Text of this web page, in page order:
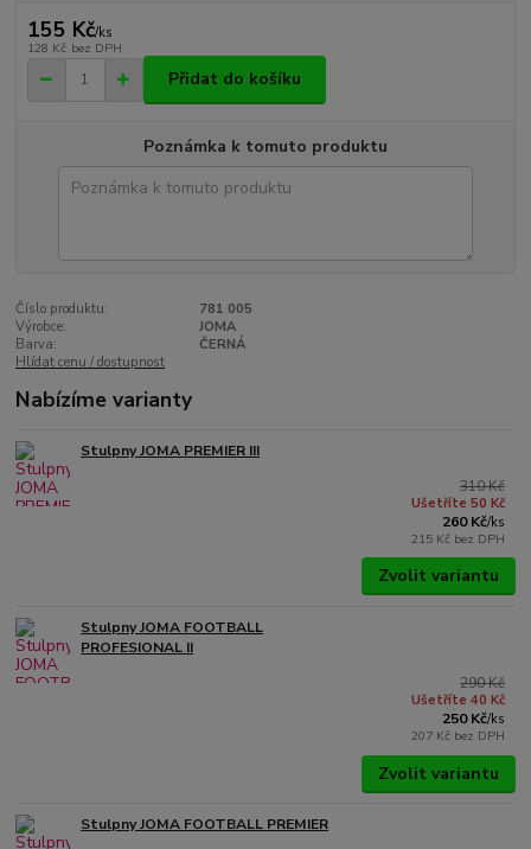
155 Kč/ks
128 Kč bez DPH
Přidat do košíku
Poznámka k tomuto produktu
Číslo produktu:
781 005
Výrobce:
JOMA
Barva:
ČERNÁ
Hlídat cenu / dostupnost
Nabízíme varianty
Stulpny JOMA PREMIER III
310 Kč
Ušetříte 50 Kč
260 Kč/ks
215 Kč bez DPH
Zvolit variantu
Stulpny JOMA FOOTBALL
PROFESIONAL II
290 Kč
Ušetříte 40 Kč
250 Kč/ks
207 Kč bez DPH
Zvolit variantu
Stulpny JOMA FOOTBALL PREMIER